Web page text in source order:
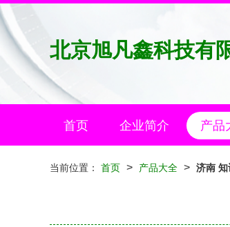
北京旭凡鑫科技有
首页 企业简介 产品
当前位置： 首页 > 产品大全 > 济南